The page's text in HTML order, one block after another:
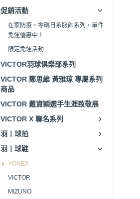
促銷活動
在家防疫，零碼日系服飾系列，單件
免運優惠中！
限定免運活動
VICTOR羽球俱樂部系列
VICTOR 鄭思維 黃雅琼 專屬系列
商品
VICTOR 戴資穎選手生涯致敬展
VICTOR X 聯名系列
羽丨球拍
羽丨球鞋
YONEX
VICTOR
MIZUNO